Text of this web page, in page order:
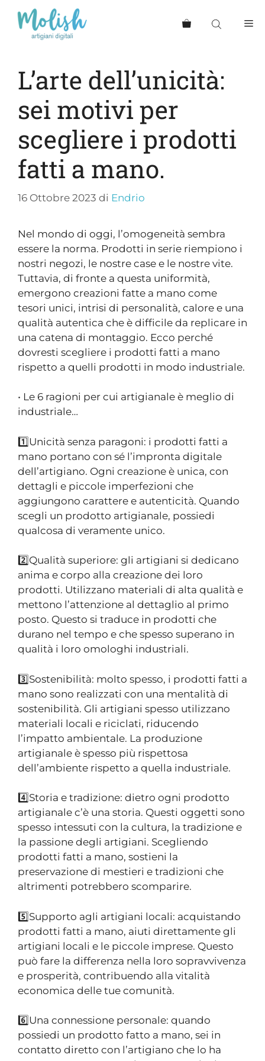
L’arte dell’unicità:
sei motivi per
scegliere i prodotti
fatti a mano.
16 Ottobre 2023 di Endrio
Nel mondo di oggi, l’omogeneità sembra
essere la norma. Prodotti in serie riempiono i
nostri negozi, le nostre case e le nostre vite.
Tuttavia, di fronte a questa uniformità,
emergono creazioni fatte a mano come
tesori unici, intrisi di personalità, calore e una
qualità autentica che è difficile da replicare in
una catena di montaggio. Ecco perché
dovresti scegliere i prodotti fatti a mano
rispetto a quelli prodotti in modo industriale.
• Le 6 ragioni per cui artigianale è meglio di
industriale…
1️⃣Unicità senza paragoni: i prodotti fatti a
mano portano con sé l’impronta digitale
dell’artigiano. Ogni creazione è unica, con
dettagli e piccole imperfezioni che
aggiungono carattere e autenticità. Quando
scegli un prodotto artigianale, possiedi
qualcosa di veramente unico.
2️⃣Qualità superiore: gli artigiani si dedicano
anima e corpo alla creazione dei loro
prodotti. Utilizzano materiali di alta qualità e
mettono l’attenzione al dettaglio al primo
posto. Questo si traduce in prodotti che
durano nel tempo e che spesso superano in
qualità i loro omologhi industriali.
3️⃣Sostenibilità: molto spesso, i prodotti fatti a
mano sono realizzati con una mentalità di
sostenibilità. Gli artigiani spesso utilizzano
materiali locali e riciclati, riducendo
l’impatto ambientale. La produzione
artigianale è spesso più rispettosa
dell’ambiente rispetto a quella industriale.
4️⃣Storia e tradizione: dietro ogni prodotto
artigianale c’è una storia. Questi oggetti sono
spesso intessuti con la cultura, la tradizione e
la passione degli artigiani. Scegliendo
prodotti fatti a mano, sostieni la
preservazione di mestieri e tradizioni che
altrimenti potrebbero scomparire.
5️⃣Supporto agli artigiani locali: acquistando
prodotti fatti a mano, aiuti direttamente gli
artigiani locali e le piccole imprese. Questo
può fare la differenza nella loro sopravvivenza
e prosperità, contribuendo alla vitalità
economica delle tue comunità.
6️⃣Una connessione personale: quando
possiedi un prodotto fatto a mano, sei in
contatto diretto con l’artigiano che lo ha